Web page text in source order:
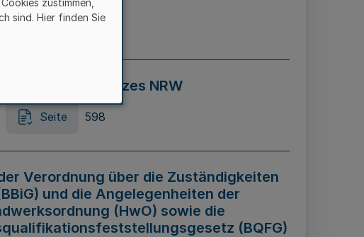
Seite 595
Gesetzes NRW
Seite 598
Verordnung über die Zuständigkeiten
und die Angelegenheiten der
(HwO) sowie die
(BQFG)
zustimmen,
sind. Hier finden Sie